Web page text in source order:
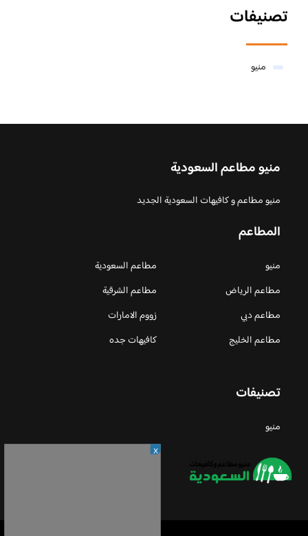
تصنيفات
منيو
منيو مطاعم السعودية
منيو مطاعم و كافيهات السعودية الجديد
المطاعم
منيو
مطاعم السعودية
مطاعم الرياض
مطاعم الشرقية
مطاعم دبي
زووم الامارات
مطاعم الخليج
كافيهات جده
تصنيفات
منيو
X